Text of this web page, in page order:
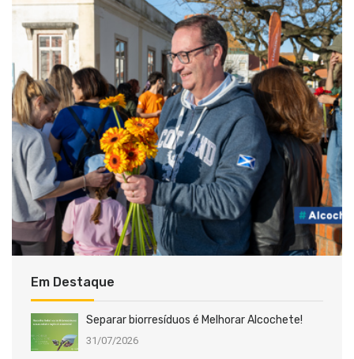
Em Destaque
Separar biorresíduos é Melhorar Alcochete!
31/07/2026